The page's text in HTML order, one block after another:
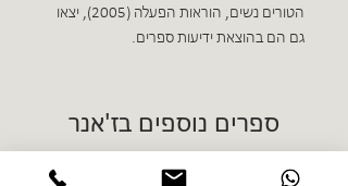
הטורים נשים, הוראות הפעלה (2005), יצאו
גם הם בהוצאת ידיעות ספרים.
ספרים נוספים בז'אנר